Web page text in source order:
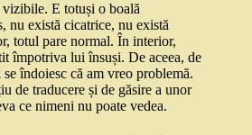
E totuși o boală
nu există cicatrice, nu există
totul pare normal. În interior,
împotriva lui însuși. De aceea, de
îndoiesc că am vreo problemă.
de traducere și de găsire a unor
ce nimeni nu poate vedea.